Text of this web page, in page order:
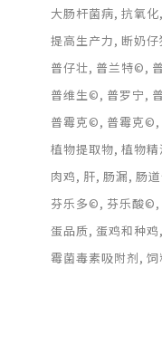
大肠杆菌病 抗氧化
提高生产力 断奶仔
普仔壮 普兰特©
普维生© 普罗宁
普霉克© 普霉克©
植物提取物 植物精
肉鸡 肝 肠漏 肠
芬乐多© 芬乐酸©
蛋品质 蛋鸡和种鸡
霉菌毒素吸附剂 饲